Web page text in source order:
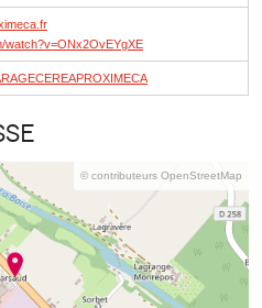
watch?v=ONx2OvEYgXE
© contributeurs OpenStreetMap